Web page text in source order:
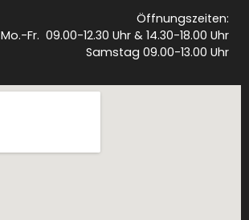
Öffnungszeiten:
Mo.-Fr. 09.00-12.30 Uhr & 14.30-18.00 Uhr
Samstag 09.00-13.00 Uhr